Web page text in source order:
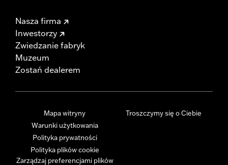
Nasza firma
Inwestorzy
Zwiedzanie fabryk
Muzeum
Zostań dealerem
Mapa witryny
Warunki użytkowania
Polityka prywatności
Polityka plików cookie
Zarządzaj preferencjami plików
Troszczymy się o Ciebie